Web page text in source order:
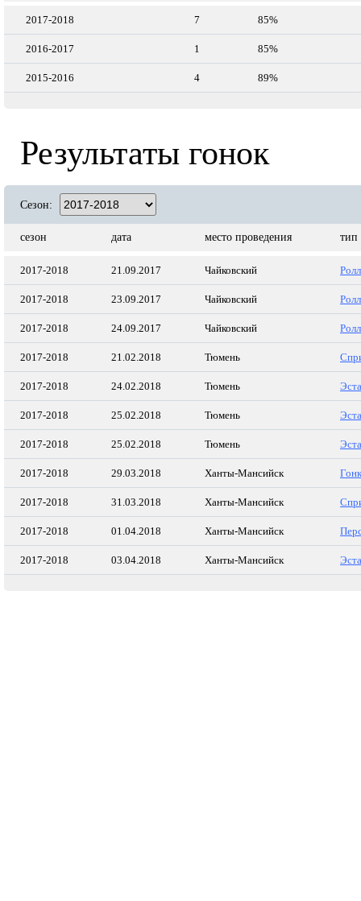
2017-2018 7 85%
2016-2017 1 85%
2015-2016 4 89%
Результаты гонок
Сезон:
сезон дата место проведения тип
2017-2018 21.09.2017 Чайковский
2017-2018 23.09.2017 Чайковский
2017-2018 24.09.2017 Чайковский
2017-2018 21.02.2018 Тюмень
2017-2018 24.02.2018 Тюмень
2017-2018 25.02.2018 Тюмень
2017-2018 25.02.2018 Тюмень
2017-2018 29.03.2018 Ханты-Мансийск
2017-2018 31.03.2018 Ханты-Мансийск
2017-2018 01.04.2018 Ханты-Мансийск
2017-2018 03.04.2018 Ханты-Мансийск